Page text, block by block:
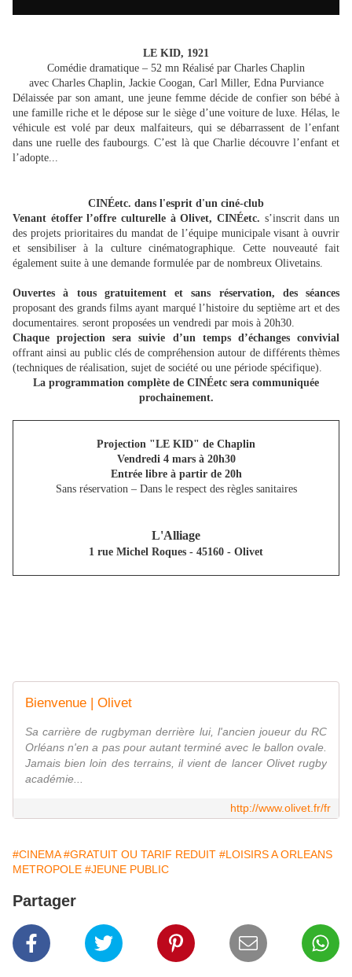
LE KID, 1921
Comédie dramatique – 52 mn Réalisé par Charles Chaplin
avec Charles Chaplin, Jackie Coogan, Carl Miller, Edna Purviance
Délaissée par son amant, une jeune femme décide de confier son bébé à
une famille riche et le dépose sur le siège d’une voiture de luxe. Hélas, le
véhicule est volé par deux malfaiteurs, qui se débarrassent de l’enfant
dans une ruelle des faubourgs. C’est là que Charlie découvre l’enfant et
l’adopte...
CINÉetc. dans l'esprit d'un ciné-club
Venant étoffer l’offre culturelle à Olivet, CINÉetc. s’inscrit dans un
des projets prioritaires du mandat de l’équipe municipale visant à ouvrir
et sensibiliser à la culture cinématographique. Cette nouveauté fait
également suite à une demande formulée par de nombreux Olivetains.
Ouvertes à tous gratuitement et sans réservation, des séances
proposant des grands films ayant marqué l’histoire du septième art et des
documentaires. seront proposées un vendredi par mois à 20h30.
Chaque projection sera suivie d’un temps d’échanges convivial
offrant ainsi au public clés de compréhension autour de différents thèmes
(techniques de réalisation, sujet de société ou une période spécifique).
La programmation complète de CINÉetc sera communiquée
prochainement.
Projection "LE KID" de Chaplin
Vendredi 4 mars à 20h30
Entrée libre à partir de 20h
Sans réservation – Dans le respect des règles sanitaires
L'Alliage
1 rue Michel Roques - 45160 - Olivet
Bienvenue | Olivet
Sa carrière de rugbyman derrière lui, l'ancien joueur du RC
Orléans n'en a pas pour autant terminé avec le ballon ovale.
Jamais bien loin des terrains, il vient de lancer Olivet rugby
académie...
http://www.olivet.fr/fr
#CINEMA #GRATUIT OU TARIF REDUIT #LOISIRS A ORLEANS
METROPOLE #JEUNE PUBLIC
Partager